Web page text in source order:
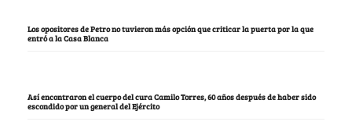
Los opositores de Petro no tuvieron más opción que criticar la puerta por la que
entró a la Casa Blanca
Así encontraron el cuerpo del cura Camilo Torres, 60 años después de haber sido
escondido por un general del Ejército